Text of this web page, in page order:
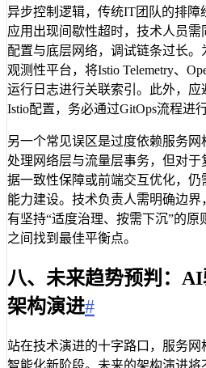
异步控制逻辑，传统IT团队的排障
应用出现间歇性超时，技术人员
配置与底层网络，调试链条过长
观测性平台，将Istio Telemetry、
运行日志进行关联索引。此外，
Istio配置，务必通过GitOps流程进
另一个常见误区是过度依赖服务
处理网络层与流量层事务，但对
据一致性保障或前端交互优化，仍
能力建设。技术负责人需明确边
有坚持“适度治理、按需下沉”的
之间找到最佳平衡点。
八、未来趋势预判：
架构演进#
站在技术演进的十字路口，服务网